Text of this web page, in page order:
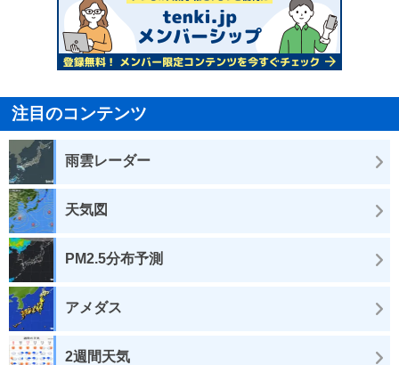
注目のコンテンツ
雨雲レーダー
天気図
PM2.5分布予測
アメダス
2週間天気